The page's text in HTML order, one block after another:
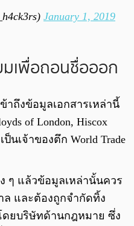
January 1, 2019
เพื่อถอนชื่อออก
าถึงข้อมูลเอกสารเหล่านี้
of London, Hiscox
ป็นเจ้าของตึก World Trade
ๆ แล้วข้อมูลเหล่านั้นควร
ล และต้องถูกจำกัดทิ้ง
ยบริษัทด้านกฎหมาย ซึ่ง